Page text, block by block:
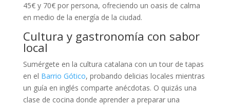
45€ y 70€ por persona, ofreciendo un oasis de calma
en medio de la energía de la ciudad.
Cultura y gastronomía con sabor
local
Sumérgete en la cultura catalana con un tour de tapas
en el Barrio Gótico, probando delicias locales mientras
un guía en inglés comparte anécdotas. O quizás una
clase de cocina donde aprender a preparar una